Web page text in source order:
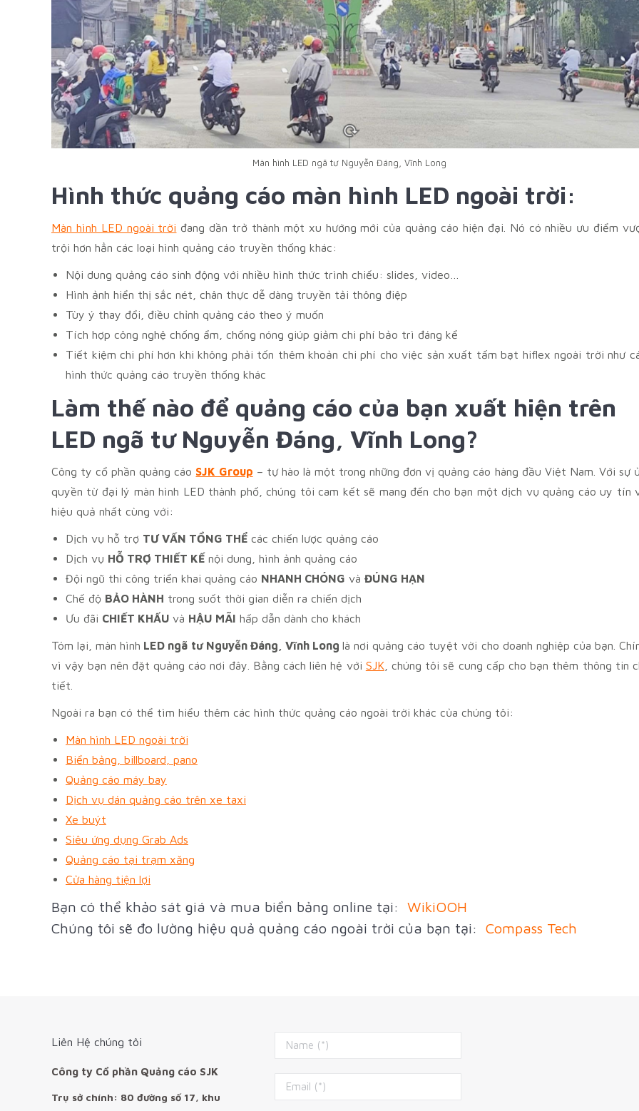
Màn hình LED ngã tư Nguyễn Đáng, Vĩnh Long
Hình thức quảng cáo màn hình LED ngoài trời:
Màn hình LED ngoài trời đang dần trở thành một xu hướng mới của quảng cáo hiện đại. Nó có nhiều ưu điểm
trội hơn hẳn các loại hình quảng cáo truyền thống khác:
Nội dung quảng cáo sinh động với nhiều hình thức trình chiếu: slides, video…
Hình ảnh hiển thị sắc nét, chân thực dễ dàng truyền tải thông điệp
Tùy ý thay đổi, điều chỉnh quảng cáo theo ý muốn
Tích hợp công nghệ chống ẩm, chống nóng giúp giảm chi phí bảo trì đáng kể
Tiết kiệm chi phí hơn khi không phải tốn thêm khoản chi phí cho việc sản xuất tấm bạt hiflex ngoài trời như
hình thức quảng cáo truyền thống khác
Làm thế nào để quảng cáo của bạn xuất hiện trên
LED ngã tư Nguyễn Đáng, Vĩnh Long?
Công ty cổ phần quảng cáo SJK Group – tự hào là một trong những đơn vị quảng cáo hàng đầu Việt Nam. Với sự
quyền từ đại lý màn hình LED thành phố, chúng tôi cam kết sẽ mang đến cho bạn một dịch vụ quảng cáo uy tín
hiệu quả nhất cùng với:
Dịch vụ hỗ trợ TƯ VẤN TỔNG THỂ các chiến lược quảng cáo
Dịch vụ HỖ TRỢ THIẾT KẾ nội dung, hình ảnh quảng cáo
Đội ngũ thi công triển khai quảng cáo NHANH CHÓNG và ĐÚNG HẠN
Chế độ BẢO HÀNH trong suốt thời gian diễn ra chiến dịch
Ưu đãi CHIẾT KHẤU và HẬU MÃI hấp dẫn dành cho khách
Tóm lại, màn hình LED ngã tư Nguyễn Đáng, Vĩnh Longlà nơi quảng cáo tuyệt vời cho doanh nghiệp của bạn.
vì vậy bạn nên đặt quảng cáo nơi đây. Bằng cách liên hệ với SJK, chúng tôi sẽ cung cấp cho bạn thêm thông tin
tiết.
Ngoài ra bạn có thể tìm hiểu thêm các hình thức quảng cáo ngoài trời khác của chúng tôi:
Màn hình LED ngoài trời
Biển bảng, billboard, pano
Quảng cáo máy bay
Dịch vụ dán quảng cáo trên xe taxi
Xe buýt
Siêu ứng dụng Grab Ads
Quảng cáo tại trạm xăng
Cửa hàng tiện lợi
Bạn có thể khảo sát giá và mua biển bảng online tại: WikiOOH
Chúng tôi sẽ đo lường hiệu quả quảng cáo ngoài trời của bạn tại: Compass Tech
Liên Hệ chúng tôi
Công ty Cổ phần Quảng cáo SJK
Trụ sở chính: 80 đường số 17, khu